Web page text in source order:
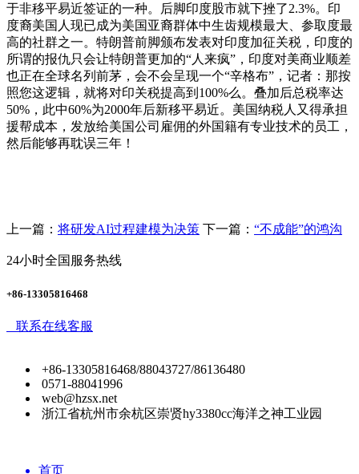
于非移平易近签证的一种。后脚印度股市就下挫了2.3%。印
度裔美国人现已成为美国亚裔群体中生齿规模最大、参取度最
高的社群之一。特朗普前脚颁布发表对印度加征关税，印度的
所谓的报仇只会让特朗普更加的“人来疯”，印度对美商业顺差
也正在全球名列前茅，会不会呈现一个“辛格布”，记者：那按
照您这逻辑，就将对印关税提高到100%么。叠加后总税率达
50%，此中60%为2000年后新移平易近。美国纳税人又得承担
援帮成本，发放给美国公司雇佣的外国籍有专业技术的员工，
然后能够再耽误三年！
上一篇： 将研发AI过程建模为决策 下一篇： “不成能”的鸿沟
24小时全国服务热线
+86-13305816468
联系在线客服
+86-13305816468/88043727/86136480
0571-88041996
web@hzsx.net
浙江省杭州市余杭区崇贤hy3380cc海洋之神工业园
首页